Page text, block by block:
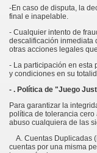
-En caso de disputa, la
final e inapelable.
- Cualquier intento de
descalificación inmediata
otras acciones legales
- La participación en esta
y condiciones en su
- . Política de "Juego
Para garantizar la
política de tolerancia
abuso cualquiera de las
A. Cuentas Duplicadas
cuentas por una misma